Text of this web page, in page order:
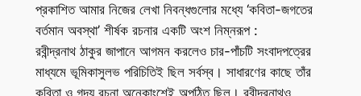
প্রকাশিত আমার নিজের লেখা নিবন্ধগুলোর মধ্যে ‘কবিতা-জগতের
বর্তমান অবস্থা’ শীর্ষক রচনার একটি অংশ নিম্নরূপ :
রবীন্দ্রনাথ ঠাকুর জাপানে আগমন করলেও চার-পাঁচটি সংবাদপত্রের
মাধ্যমে ভূমিকাসুলভ পরিচিতিই ছিল সর্বস্ব। সাধারণের কাছে তাঁর
কবিতা ও গদ্য রচনা অনেকাংশেই অপঠিত ছিল। রবীন্দ্রনাথও